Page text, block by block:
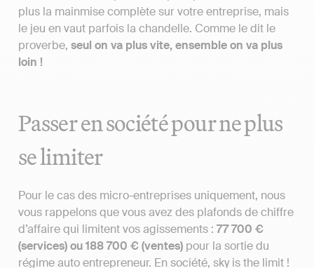
plus la mainmise complète sur votre entreprise, mais
le jeu en vaut parfois la chandelle. Comme le dit le
proverbe, seul on va plus vite, ensemble on va plus
loin !
Passer en société pour ne plus
se limiter
Pour le cas des micro-entreprises uniquement, nous
vous rappelons que vous avez des plafonds de chiffre
d’affaire qui limitent vos agissements : 77 700 €
(services) ou 188 700 € (ventes) pour la sortie du
régime auto entrepreneur. En société, sky is the limit !